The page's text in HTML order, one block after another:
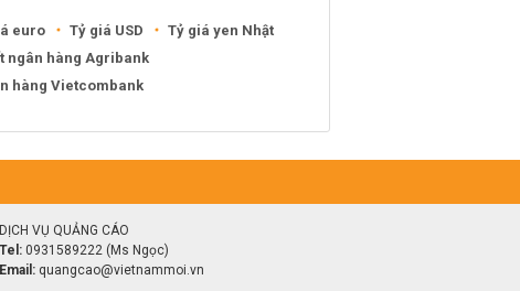
euro Tỷ giá USD
Tỷ giá yen Nhật
ngân hàng Agribank
hàng Vietcombank
DỊCH VỤ QUẢNG CÁO
Tel: 0931589222 (Ms Ngọc)
Email: quangcao@vietnammoi.vn